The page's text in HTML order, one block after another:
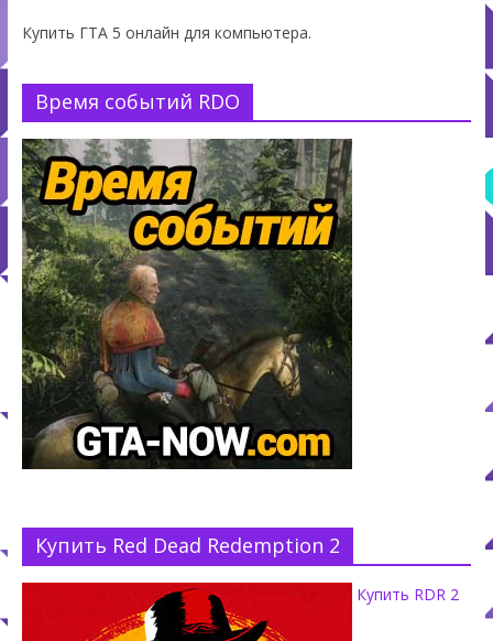
Купить ГТА 5 онлайн для компьютера.
Время событий RDO
Купить Red Dead Redemption 2
Купить RDR 2